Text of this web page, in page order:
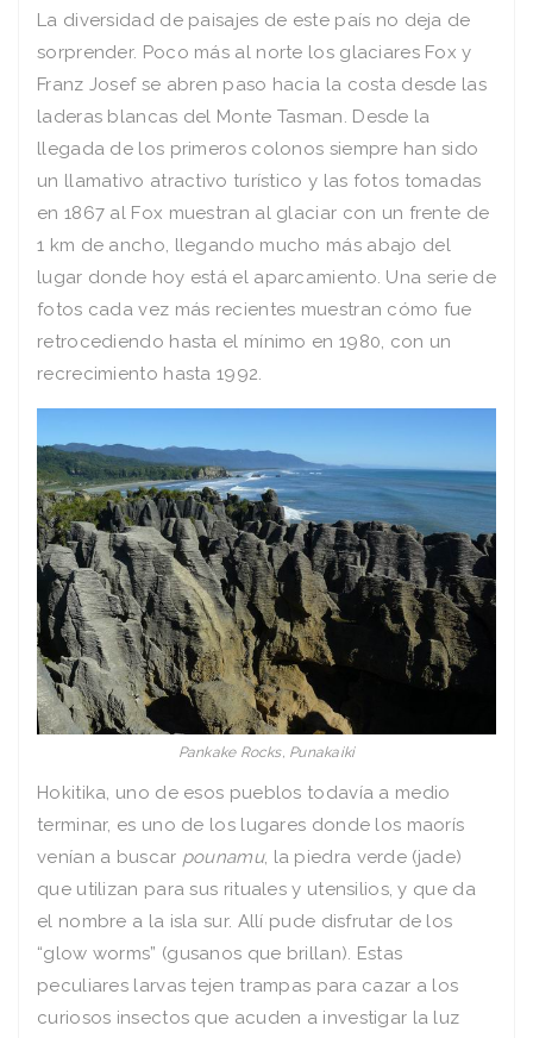
La diversidad de paisajes de este país no deja de
sorprender. Poco más al norte los glaciares Fox y
Franz Josef se abren paso hacia la costa desde las
laderas blancas del Monte Tasman. Desde la
llegada de los primeros colonos siempre han sido
un llamativo atractivo turístico y las fotos tomadas
en 1867 al Fox muestran al glaciar con un frente de
1 km de ancho, llegando mucho más abajo del
lugar donde hoy está el aparcamiento. Una serie de
fotos cada vez más recientes muestran cómo fue
retrocediendo hasta el mínimo en 1980, con un
recrecimiento hasta 1992.
Pankake Rocks, Punakaiki
Hokitika, uno de esos pueblos todavía a medio
terminar, es uno de los lugares donde los maorís
venían a buscar pounamu, la piedra verde (jade)
que utilizan para sus rituales y utensilios, y que da
el nombre a la isla sur. Allí pude disfrutar de los
“glow worms” (gusanos que brillan). Estas
peculiares larvas tejen trampas para cazar a los
curiosos insectos que acuden a investigar la luz